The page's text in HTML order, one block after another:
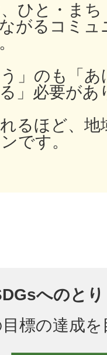
ひと・ま
がるコミュ
」のも「
」必要があ
るほど、地
です。
へのと
標の達成
まちのコイン
イバシーポ